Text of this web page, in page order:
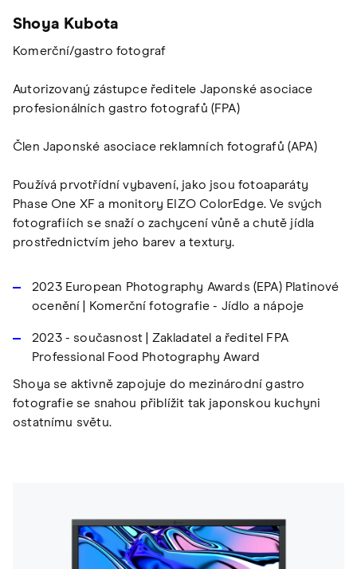
Shoya Kubota
Komerční/gastro fotograf
Autorizovaný zástupce ředitele Japonské asociace
profesionálních gastro fotografů (FPA)
Člen Japonské asociace reklamních fotografů (APA)
Používá prvotřídní vybavení, jako jsou fotoaparáty
Phase One XF a monitory EIZO ColorEdge. Ve svých
fotografiích se snaží o zachycení vůně a chutě jídla
prostřednictvím jeho barev a textury.
2023 European Photography Awards (EPA) Platinové
ocenění | Komerční fotografie - Jídlo a nápoje
2023 - současnost | Zakladatel a ředitel FPA
Professional Food Photography Award
Shoya se aktivně zapojuje do mezinárodní gastro
fotografie se snahou přiblížit tak japonskou kuchyni
ostatnímu světu.